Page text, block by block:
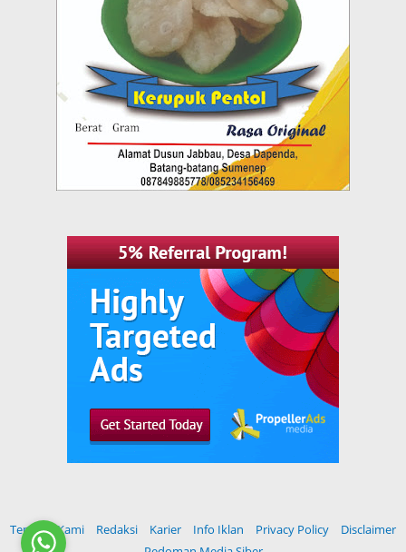
Tentang Kami Redaksi Karier Info Iklan Privacy Policy
Disclaimer